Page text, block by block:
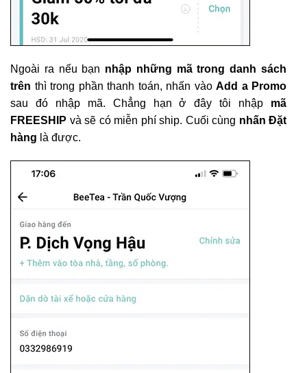
Ngoài ra nếu bạn nhập những mã trong danh sách
trên thì trong phần thanh toán, nhấn vào Add a Promo
sau đó nhập mã. Chẳng hạn ở đây tôi nhập mã
FREESHIP và sẽ có miễn phí ship. Cuối cùng nhấn Đặt
hàng là được.